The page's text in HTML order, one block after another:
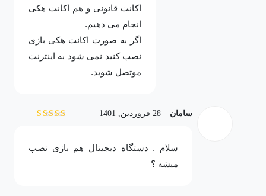
اکانت قانونی و هم اکانت هکی
انجام می دهیم.
اگر به صورت اکانت هکی بازی
نصب کنید نمی شود به اینترنت
موتصل شوید.
سامان – 28 فروردین, 1401
سلام . دستگاه دیجیتال هم بازی نصب
میشه ؟